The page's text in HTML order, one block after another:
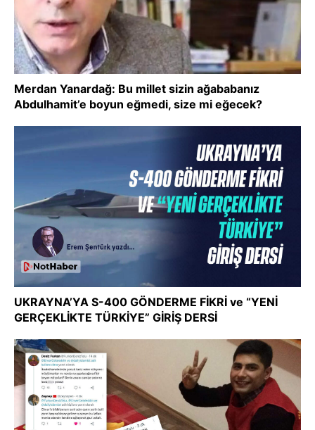
Merdan Yanardağ: Bu millet sizin ağababanız
Abdulhamit’e boyun eğmedi, size mi eğecek?
UKRAYNA’YA S-400 GÖNDERME FİKRİ ve “YENİ
GERÇEKLİKTE TÜRKİYE” GİRİŞ DERSİ